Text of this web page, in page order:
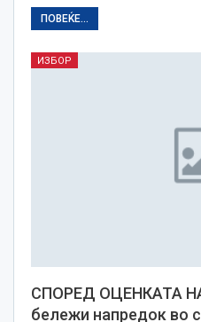
ПОВЕЌЕ...
ИЗБОР
СПОРЕД ОЦЕНКАТА
бележи напредок во